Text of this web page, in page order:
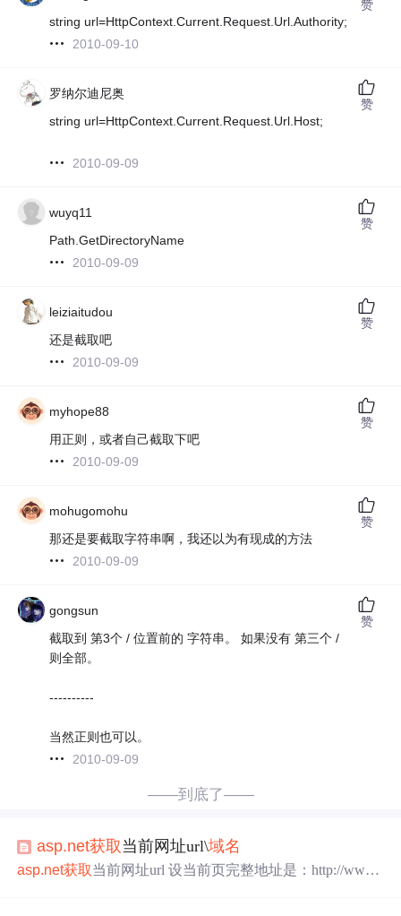
string url=HttpContext.Current.Request.Url.Authority;
2010-09-10
赞
罗纳尔迪尼奥
string url=HttpContext.Current.Request.Url.Host;
2010-09-09
赞
wuyq11
Path.GetDirectoryName
2010-09-09
赞
leiziaitudou
还是截取吧
2010-09-09
赞
myhope88
用正则，或者自己截取下吧
2010-09-09
赞
mohugomohu
那还是要截取字符串啊，我还以为有现成的方法
2010-09-09
赞
gongsun
截取到 第3个 / 位置前的 字符串。 如果没有 第三个 /
则全部。
----------
当然正则也可以。
2010-09-09
赞
——到底了——
asp.net获取当前网址url\域名
asp.net获取当前网址url 设当前页完整地址是：http://www.j